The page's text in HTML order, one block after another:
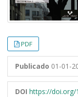
PDF
Publicado 01-01-
DOI https://doi.org/